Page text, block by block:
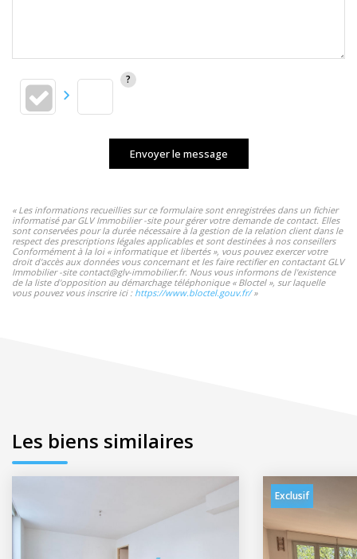
Envoyer le message
« Les informations recueillies sur ce formulaire sont enregistrées dans un fichier
informatisé par GLV Immobilier -site pour gérer votre demande de contact. Elles
sont conservées pour la durée nécessaire à la gestion de la relation client dans le
respect des prescriptions légales applicables et sont destinées à nos conseillers
Conformément à la loi « informatique et libertés », vous pouvez exercer votre
droit d'accès aux données vous concernant et les faire rectifier en contactant GLV
Immobilier -site contact@glv-immobilier.fr. Nous vous informons de l'existence
de la liste d'opposition au démarchage téléphonique « Bloctel », sur laquelle
vous pouvez vous inscrire ici : https://www.bloctel.gouv.fr/»
Les biens similaires
Exclusif